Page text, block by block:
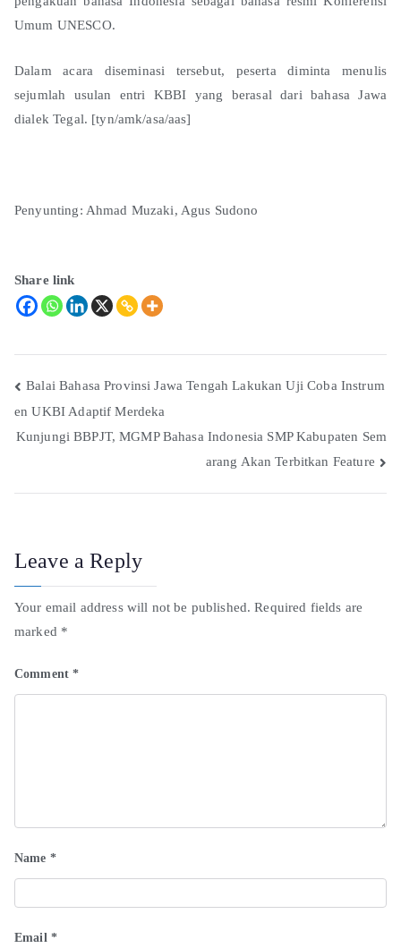
Umum UNESCO.
Dalam acara diseminasi tersebut, peserta diminta menulis
sejumlah usulan entri KBBI yang berasal dari bahasa Jawa
dialek Tegal. [tyn/amk/asa/aas]
Penyunting: Ahmad Muzaki, Agus Sudono
Share link
Balai Bahasa Provinsi Jawa Tengah Lakukan Uji Coba Instrum
en UKBI Adaptif Merdeka
Kunjungi BBPJT, MGMP Bahasa Indonesia SMP Kabupaten Sem
arang Akan Terbitkan Feature
Leave a Reply
Your email address will not be published. Required fields are
marked *
Comment*
Name *
Email *